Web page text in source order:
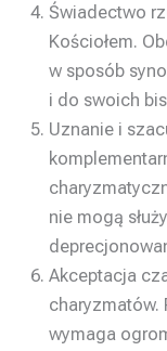
Świadectwo
Kościołem.
w sposób
i do swoich
Uznanie i
nie mogą
Akceptacja
charyzmatów.
wymaga